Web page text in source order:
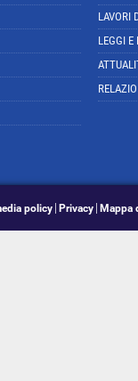
LAVORI
LEGGI E
policy Privacy Mappa